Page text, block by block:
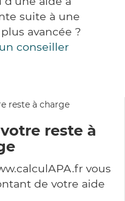
suite à une
avancée ?
conseiller
reste à
vous
de votre aide